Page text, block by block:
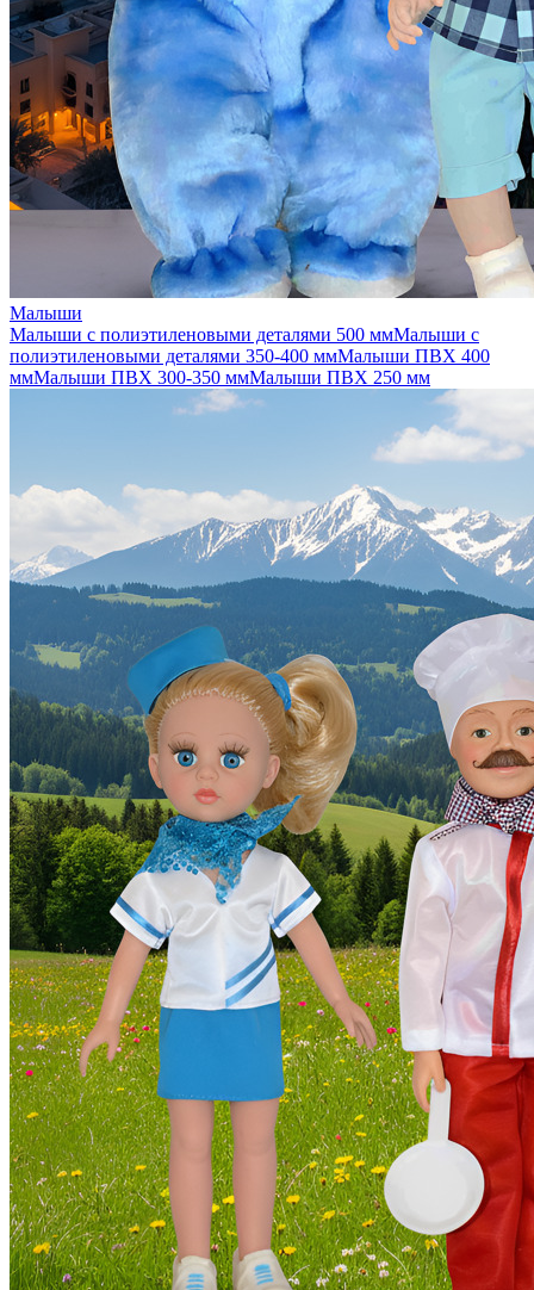
Малыши
Малыши с полиэтиленовыми деталями 500 ммМалыши с
полиэтиленовыми деталями 350-400 ммМалыши ПВХ 400
ммМалыши ПВХ 300-350 ммМалыши ПВХ 250 мм